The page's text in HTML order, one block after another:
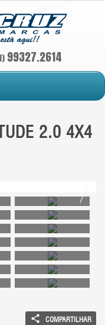
99327.2614
2.0 4X4
COMPARTILHAR